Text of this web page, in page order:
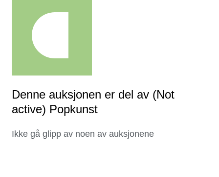
Denne auksjonen er del av (Not
active) Popkunst
Ikke gå glipp av noen av auksjonene